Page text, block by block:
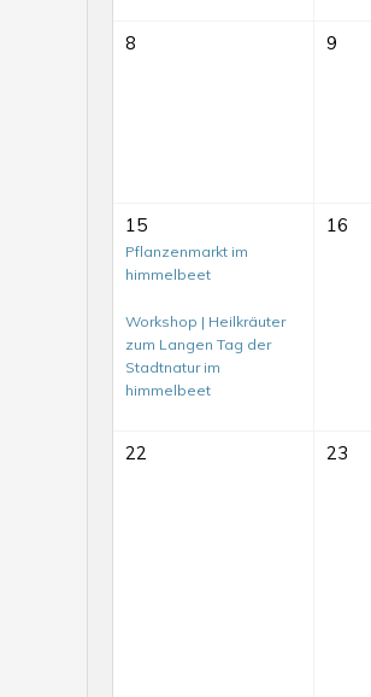
8 9
15
Pflanzenmarkt im
himmelbeet
Workshop | Heilkräuter
zum Langen Tag der
Stadtnatur im
himmelbeet
16
22 23